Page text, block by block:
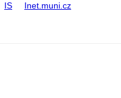
IS Inet.muni.cz